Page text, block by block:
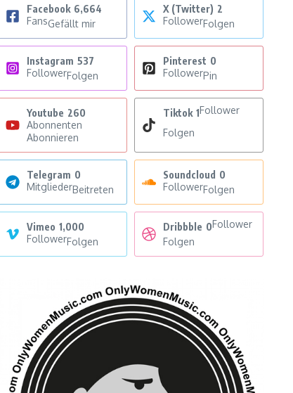
Facebook 6,664
FansGefällt mir
X (Twitter) 2
FollowerFolgen
Instagram 537
FollowerFolgen
Pinterest 0
FollowerPin
Youtube 260
Abonnenten
Abonnieren
Tiktok 1Follower
Folgen
Telegram 0
MitgliederBeitreten
Soundcloud 0
FollowerFolgen
Vimeo 1,000
FollowerFolgen
Dribbble 0Follower
Folgen